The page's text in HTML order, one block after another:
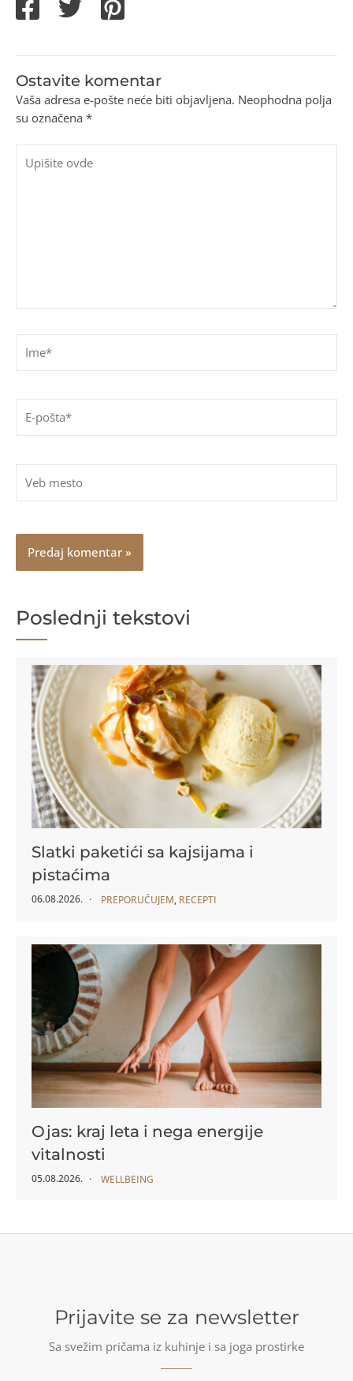
Ostavite komentar
Vaša adresa e-pošte neće biti objavljena. Neophodna polja
su označena *
ovde
pošta*
mesto
Poslednji tekstovi
Slatki paketići sa kajsijama i
pistaćima
06.08.2026. PREPORUČUJEM, RECEPTI
Ojas: kraj leta i nega energije
vitalnosti
05.08.2026. WELLBEING
Prijavite se za newsletter
Sa svežim pričama iz kuhinje i sa joga prostirke